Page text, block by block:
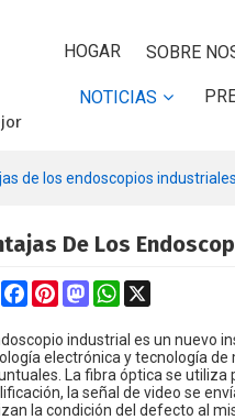
HOGAR SOBRE
NOTICIAS
de los endoscopios
De Los
ShareFacebook
PinterestMastodonWhatsApp
industrial es un nuevo
electrónica y tecnología
La fibra óptica se
la señal de video se
la condición del defecto al